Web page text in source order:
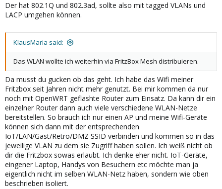
Der hat 802.1Q und 802.3ad, sollte also mit tagged VLANs und
LACP umgehen können.
KlausMaria said:
Das WLAN wollte ich weiterhin via FritzBox Mesh distribuieren.
Da musst du gucken ob das geht. Ich habe das Wifi meiner
Fritzbox seit Jahren nicht mehr genutzt. Bei mir kommen da nur
noch mit OpenWRT geflashte Router zum Einsatz. Da kann dir ein
einzelner Router dann auch viele verschiedene WLAN-Netze
bereitstellen. So brauch ich nur einen AP und meine Wifi-Geräte
können sich dann mit der entsprechenden
IoT/LAN/Gast/Retro/DMZ SSID verbinden und kommen so in das
jeweilige VLAN zu dem sie Zugriff haben sollen. Ich weiß nicht ob
dir die Fritzbox sowas erlaubt. Ich denke eher nicht. IoT-Geräte,
eingener Laptop, Handys von Besuchern etc möchte man ja
eigentlich nicht im selben WLAN-Netz haben, sondern wie oben
beschrieben isoliert.